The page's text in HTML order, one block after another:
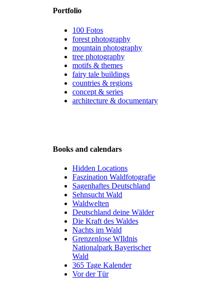
Portfolio
100 Fotos
forest photography
mountain photography
tree photography
motifs & themes
fairy tale buildings
countries & regions
concept & series
architecture & documentary
Books and calendars
Hidden Locations
Faszination Waldfotografie
Sagenhaftes Deutschland
Sehnsucht Wald
Waldwelten
Deutschland deine Wälder
Die Kraft des Waldes
Nachts im Wald
Grenzenlose WIldnis
Nationalpark Bayerischer
Wald
365 Tage Kalender
Vor der Tür